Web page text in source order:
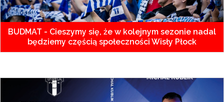
BUDMAT - Cieszymy się, że w kolejnym sezonie nadal
będziemy częścią społeczności Wisły Płock